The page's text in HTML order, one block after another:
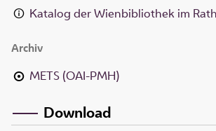
Katalog der Wienbibliothek im
Archiv
METS (OAI-PMH)
Download